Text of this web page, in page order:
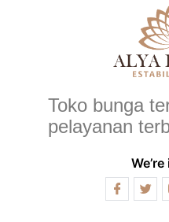
Toko bunga
pelayanan